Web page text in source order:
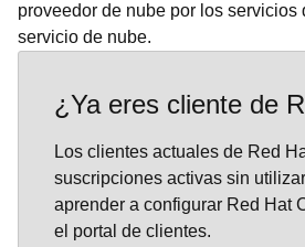
proveedor de nube por los servicios
servicio de nube.
¿Ya eres cliente de
Los clientes actuales de Red
suscripciones activas sin
aprender a configurar Red Hat
el portal de clientes.